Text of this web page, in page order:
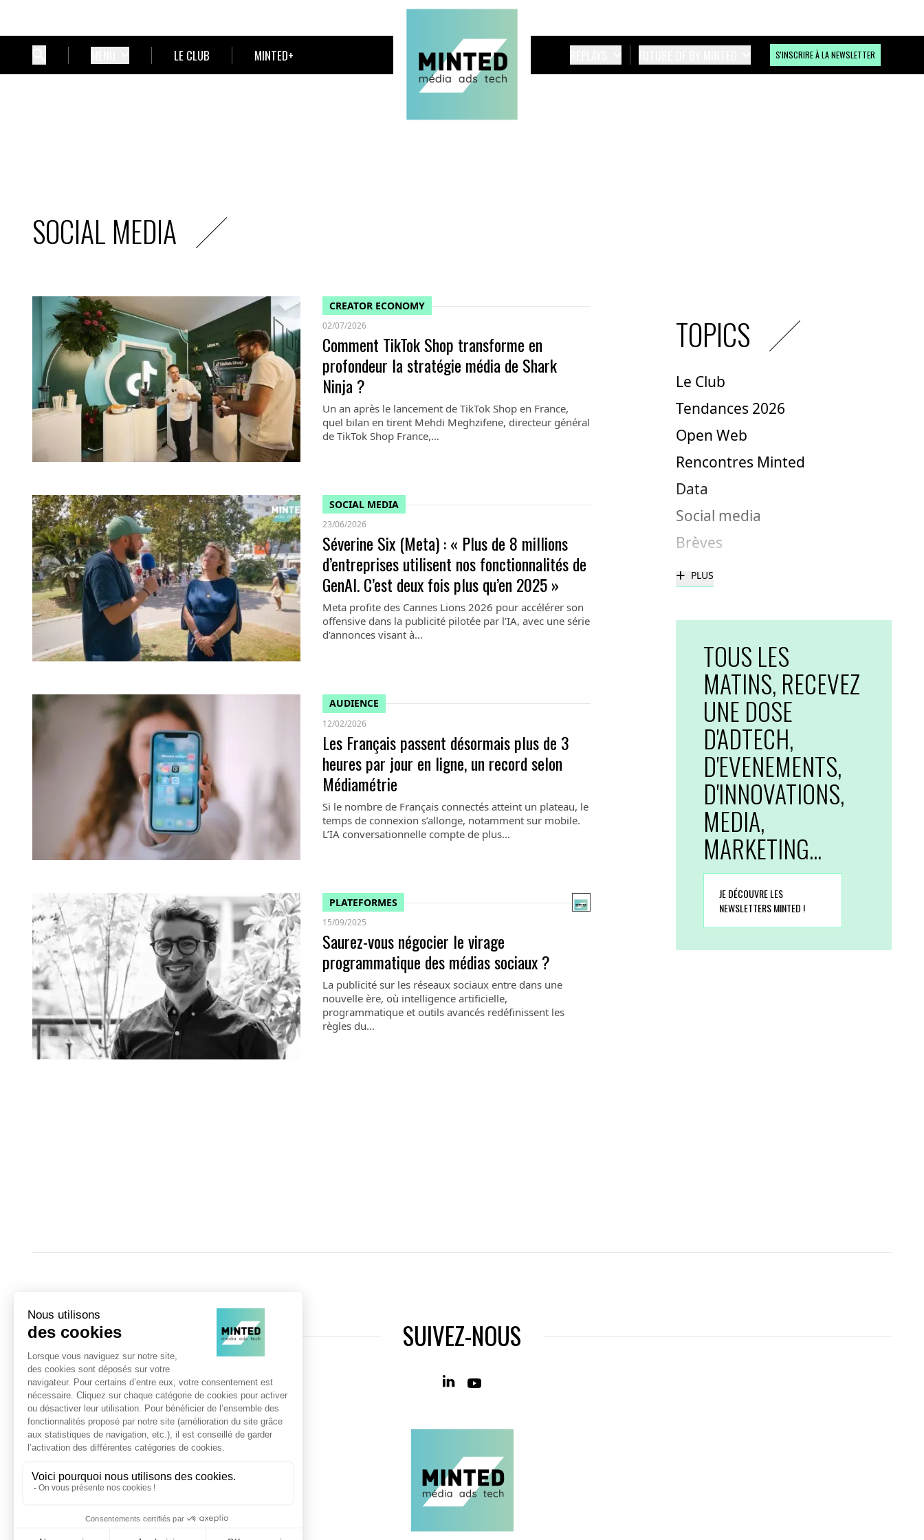
LE CLUB MINTED+ S'INSCRIRE À LA NEWSLETTER
SOCIAL MEDIA
CREATOR ECONOMY
02/07/2026
Comment TikTok Shop transforme en
profondeur la stratégie média de Shark
Ninja ?
Un an après le lancement de TikTok Shop en France,
quel bilan en tirent Mehdi Meghzifene, directeur général
de TikTok Shop France,…
SOCIAL MEDIA
23/06/2026
Séverine Six (Meta) : « Plus de 8 millions
d’entreprises utilisent nos fonctionnalités de
GenAI. C’est deux fois plus qu’en 2025 »
Meta profite des Cannes Lions 2026 pour accélérer son
offensive dans la publicité pilotée par l’IA, avec une série
d’annonces visant à…
AUDIENCE
12/02/2026
Les Français passent désormais plus de 3
heures par jour en ligne, un record selon
Médiamétrie
Si le nombre de Français connectés atteint un plateau, le
temps de connexion s’allonge, notamment sur mobile.
L’IA conversationnelle compte de plus…
PLATEFORMES
15/09/2025
Saurez-vous négocier le virage
programmatique des médias sociaux ?
La publicité sur les réseaux sociaux entre dans une
nouvelle ère, où intelligence artificielle,
programmatique et outils avancés redéfinissent les
règles du…
TOPICS
Le Club
Tendances 2026
Open Web
Rencontres Minted
Data
Social media
Brèves
+ PLUS
TOUS LES
MATINS, RECEVEZ
UNE DOSE
D'ADTECH,
D'EVENEMENTS,
D'INNOVATIONS,
MEDIA,
MARKETING...
JE DÉCOUVRE LES
NEWSLETTERS MINTED !
SUIVEZ-NOUS